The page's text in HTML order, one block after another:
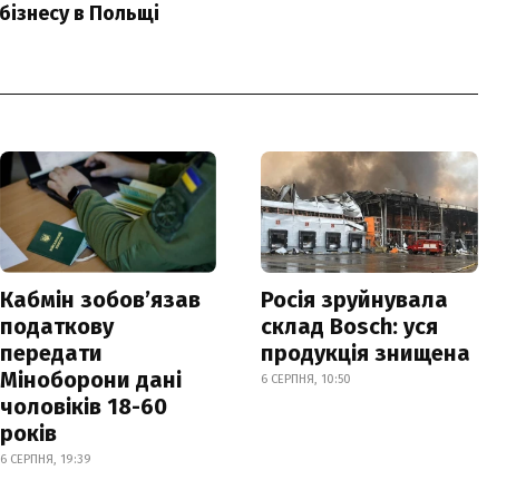
в Польщі
Кабмін зобовʼязав
податкову
передати
Міноборони дані
чоловіків 18-60
років
6 СЕРПНЯ, 19:39
Росія зруйнувала
склад Bosch: уся
продукція знищена
6 СЕРПНЯ, 10:50